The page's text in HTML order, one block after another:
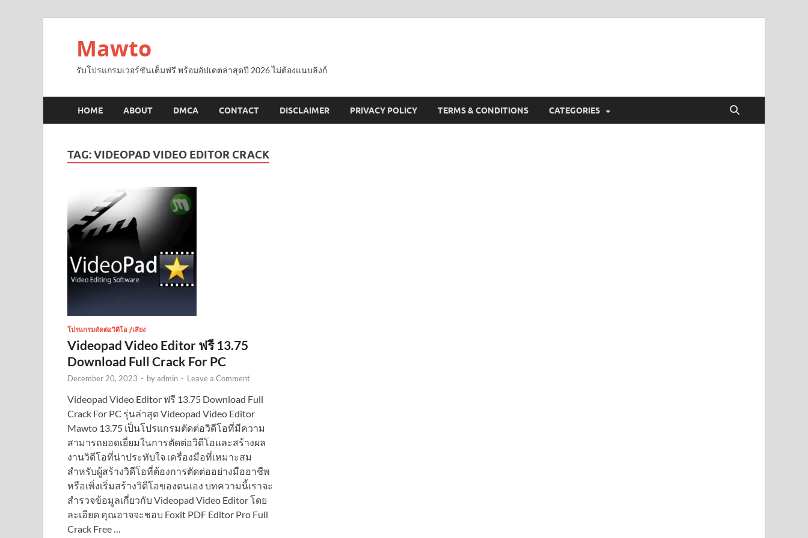
Mawto
รับโปรแกรมเวอร์ชันเต็มฟรี พร้อมอัปเดตล่าสุดปี 2026 ไม่ต้องแนบลิงก์
HOME ABOUT DMCA CONTACT DISCLAIMER PRIVACY POLICY TERMS & CONDITIONS CATEGORIES
TAG:VIDEOPAD VIDEO EDITOR CRACK
โปรแกรมตัดต่อวิดีโอ /เสียง
Videopad Video Editor ฟรี 13.75
Download Full Crack For PC
December 20, 2023 - byadmin - Leave a Comment
Videopad Video Editor ฟรี 13.75 Download Full
Crack For PC รุ่นล่าสุด Videopad Video Editor
Mawto 13.75 เป็นโปรแกรมตัดต่อวิดีโอที่มีความ
สามารถยอดเยี่ยมในการตัดต่อวิดีโอและสร้างผล
งานวิดีโอที่น่าประทับใจ เครื่องมือที่เหมาะสม
สำหรับผู้สร้างวิดีโอที่ต้องการตัดต่ออย่างมืออาชีพ
หรือเพิ่งเริ่มสร้างวิดีโอของตนเอง บทความนี้เราจะ
สำรวจข้อมูลเกี่ยวกับ Videopad Video Editor โดย
ละเอียด คุณอาจจะชอบ Foxit PDF Editor Pro Full
Crack Free …